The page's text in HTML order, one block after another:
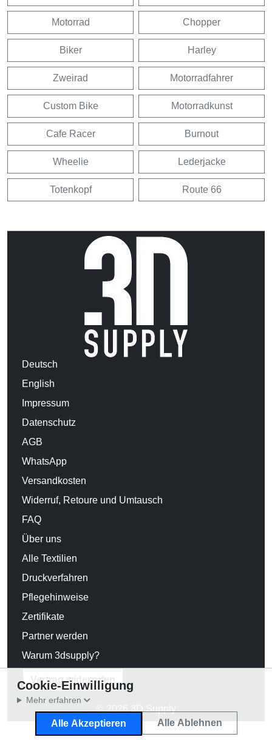
Motorrad Chopper
Biker Harley
Zweirad Motorradfahrer
Custom Bike Motorradkunst
Cafe Racer Burnout
Wheelie Lederjacke
Totenkopf Route 66
Deutsch
English
Impressum
Datenschutz
AGB
WhatsApp
Versandkosten
Widerruf, Retoure und Umtausch
FAQ
Über uns
Alle Textilien
Druckverfahren
Pflegehinweise
Zertifikate
Partner werden
Warum 3dsupply?
Vertrag widerrufen
© 2026 3D Supply
Cookie-Einwilligung
Mehr erfahren
Alle Akzeptieren Alle Ablehnen